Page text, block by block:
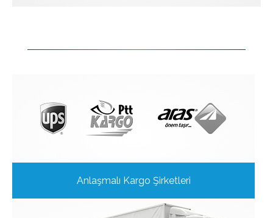
Anlaşmalı Kargo Şirketleri